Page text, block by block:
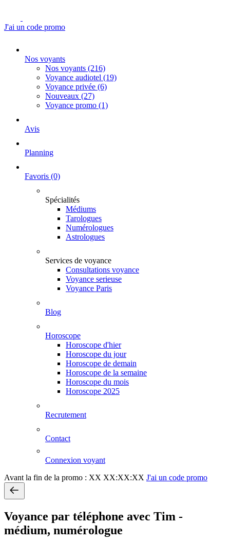
J'ai un code promo
Nos voyants
Nos voyants (216)
Voyance audiotel (19)
Voyance privée (6)
Nouveaux (27)
Voyance promo (1)
Avis
Planning
Favoris (0)
Spécialités
Médiums
Tarologues
Numérologues
Astrologues
Services de voyance
Consultations voyance
Voyance serieuse
Voyance Paris
Blog
Horoscope
Horoscope d'hier
Horoscope du jour
Horoscope de demain
Horoscope de la semaine
Horoscope du mois
Horoscope 2025
Recrutement
Contact
Connexion voyant
Avant la fin de la promo : XX XX:XX:XX J'ai un code promo
Voyance par téléphone avec Tim -
médium, numérologue